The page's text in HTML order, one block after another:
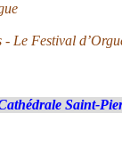
Le Festival
Saint-